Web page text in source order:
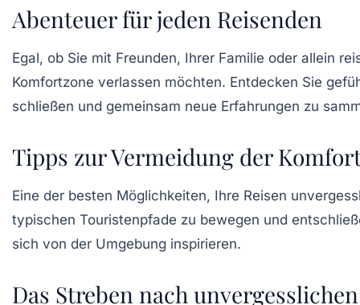
Abenteuer für jeden Reisenden
Egal, ob Sie mit Freunden, Ihrer Familie oder allein
Komfortzone verlassen möchten. Entdecken Sie
schließen und gemeinsam neue Erfahrungen zu
Tipps zur Vermeidung der
Eine der besten Möglichkeiten, Ihre Reisen
typischen Touristenpfade zu bewegen und
sich von der Umgebung inspirieren.
Das Streben nach